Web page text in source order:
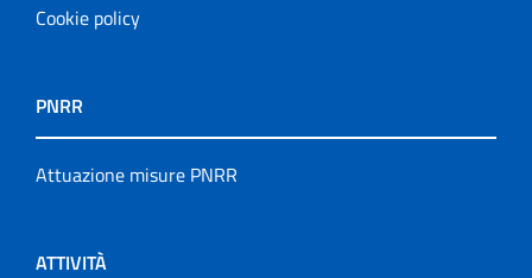
Cookie policy
PNRR
Attuazione misure PNRR
ATTIVITÀ